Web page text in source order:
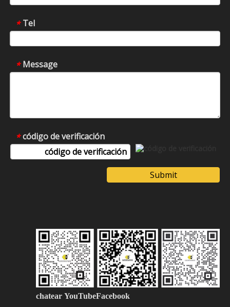
* Tel
* Message
* código de verificación
Submit
chatear YouTubeFacebook